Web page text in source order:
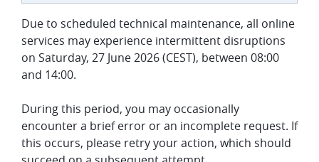
Due to scheduled technical maintenance, all online
services may experience intermittent disruptions
on Saturday, 27 June 2026 (CEST), between 08:00
and 14:00.
During this period, you may occasionally
encounter a brief error or an incomplete request. If
this occurs, please retry your action, which should